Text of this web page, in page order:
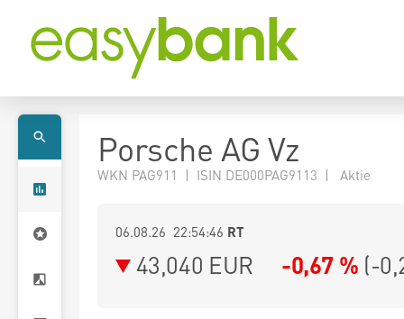
Porsche AG Vz
WKN PAG911 | ISIN DE000PAG9113 | Aktie
06.08.26 22:54:46 RT
43,040 EUR -0,67 % (-